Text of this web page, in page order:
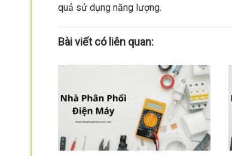
quả sử dụng năng lượng.
Bài viết có liên quan: